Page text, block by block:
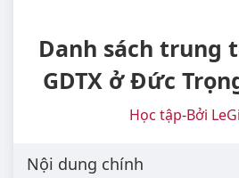
Danh sách trung
GDTX ở Đức
Học tập-Bởi
Nội dung chính